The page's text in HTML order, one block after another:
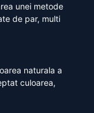
unei metode
de par, multi
naturala a
culoarea,